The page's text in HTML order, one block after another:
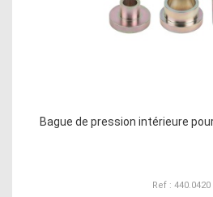
Bague de pression intérieure
Ref : 440.0420